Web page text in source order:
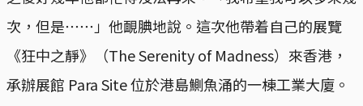
次，但是⋯⋯」他靦腆地說。這次他帶着自己的展覽
《狂中之靜》（The Serenity of Madness）來香港，
承辦展館 Para Site 位於港島鰂魚涌的一棟工業大廈。